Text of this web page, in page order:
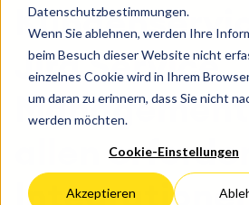
Datenschutzbestimmungen.
Wenn Sie ablehnen, werden Ihre
beim Besuch dieser Website nicht
einzelnes Cookie wird in Ihrem
um daran zu erinnern, dass Sie nicht
werden möchten.
Cookie-Einstellungen
Akzeptieren
Jira Service
Management
allen